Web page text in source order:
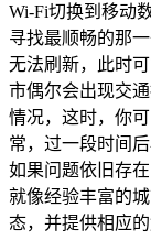
Wi-Fi切换到移动
寻找最顺畅的那
无法刷新，此时
市偶尔会出现交
情况，这时，你
常，过一段时间
如果问题依旧存
就像经验丰富的
态，并提供相应的